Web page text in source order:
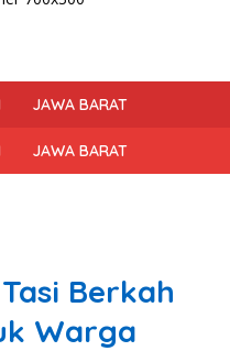
JAWA BARAT
JAWA BARAT
Berkah
Warga